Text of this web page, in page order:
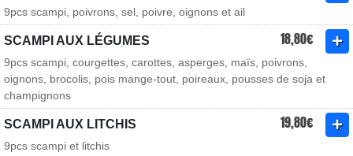
9pcs scampi, poivrons, sel, poivre, oignons et ail
SCAMPI AUX LÉGUMES 18,80€
9pcs scampi, courgettes, carottes, asperges, maïs, poivrons,
oignons, brocolis, pois mange-tout, poireaux, pousses de soja et
champignons
SCAMPI AUX LITCHIS 19,80€
9pcs scampi et litchis